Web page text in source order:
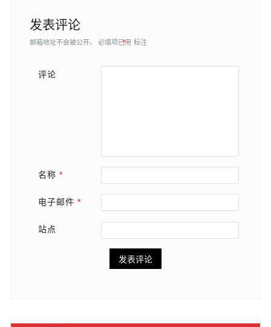
发表评论
邮箱地址不会被公开。 必填项已用
* 标注
评论
名称 *
电子邮件 *
站点